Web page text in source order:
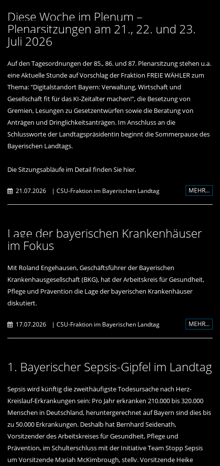
Diese Woche im Plenum –
Plenarsitzungen am 21., 22. und 23.
Juli 2026
Auf den Tagesordnungen der 85., 86. und 87. Plenarsitzung stehen u.a.
eine Aktuelle Stunde auf Vorschlag der Fraktion FREIE WÄHLER zum
Thema: "Digitalstandort Bayern: Verwaltung, Wirtschaft und
Gesellschaft fit für das KI-Zeitalter machen!", die Besetzung von
Gremien, Lesungen zu Gesetzentwürfen sowie die Beratung von
Anträgen und Dringlichkeitsanträgen. Im Anschluss an die
Schlussworte der Landtagspräsidentin beginnt die Sommerpause des
Bayerischen Landtags.
Die Sitzungsabläufe im Detail finden Sie hier.
21.07.2026 | CSU-Fraktion im Bayerischen Landtag MEHR...
Lage der bayerischen Krankenhäuser
im Fokus
Mit Roland Engehausen, Geschäftsführer der Bayerischen
Krankenhausgesellschaft (BKG), hat der Arbeitskreis für Gesundheit,
Pflege und Prävention die Lage der bayerischen Krankenhäuser
diskutiert.
17.07.2026 | CSU-Fraktion im Bayerischen Landtag MEHR...
1. Bayerischer Sepsis-Gipfel im Landtag
Sepsis wird künftig die zweithäufigste Todesursache nach Herz-
Kreislauf-Erkrankungen sein: Pro Jahr erkranken 210.000 bis 320.000
Menschen in Deutschland, heruntergerechnet auf Bayern sind dies bis
zu 50.000 Erkrankungen. Deshalb hat Bernhard Seidenath,
Vorsitzender des Arbeitskreises für Gesundheit, Pflege und
Prävention, im Schulterschluss mit der Initiative Team Stopp Sepsis
um Vorsitzende Mariah McKimbrough, stellv. Vorsitzende Heike